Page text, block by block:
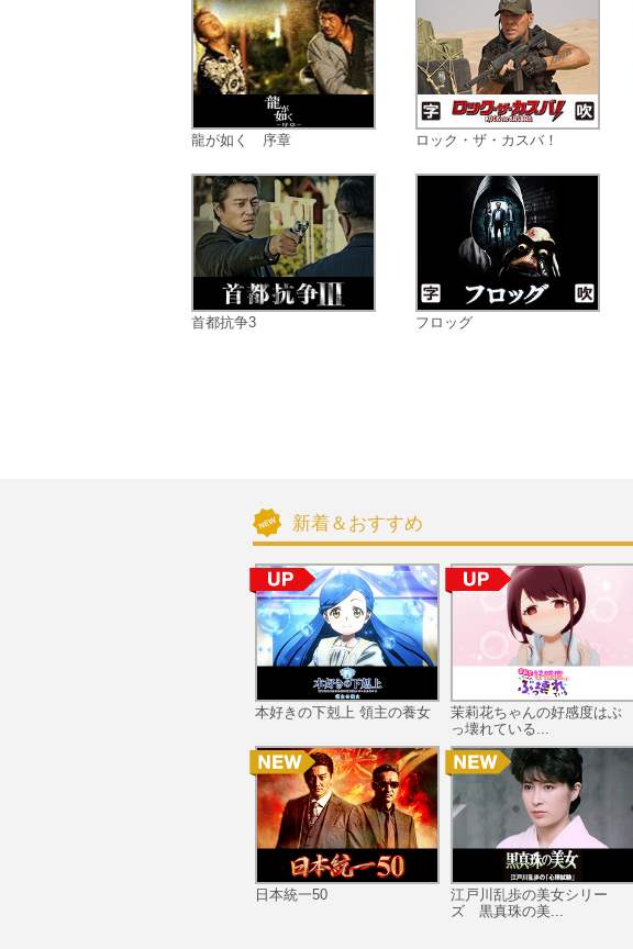
龍が如く 序章
首都抗争3
ロック・ザ・カスバ！
フロッグ
新着＆おすすめ
本好きの下剋上 領主の養女
日本統一50
茉莉花ちゃんの好感度はぶ
っ壊れている...
江戸川乱歩の美女シリー
ズ 黒真珠の美...